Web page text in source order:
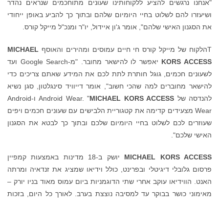
"אנחנו נרגשים להציע ללקוחותינו שעונים מתוחכמים שנראים נהדר
ושיעזרו להם לשלוט בחיי היומיום שלהם ובתוך כך להביע באופן ייחודי
את הסגנון האישי שלהם", אומר ג'ון איידול, יו"ר ומנכ"ל מייקל קורס.
Tהלקוח של מייקל קורס חי חיים עמוסים ומהירים והאוסף
MICHAEL
KORS ACCESS
יאפשר לו להישאר מחובר. "מ-Google Search ועד
לשעונים חכמים, גוגל חותרת לתת לכם את המידע שאתם צריכים כדי
להישאר מחוברים למה שהכי חשוב", אומר דייוויד סינגלטון, סגן נשיא
להנדסה של Android Wear. " MICHAEL KORS ACCESS
ו-Android
Wear מצעידים קדימה את קטגוריית הלבישים עם שעונים חכמים ויפים
שעוזרים לכם לשלוט בחיי היומיום שלכם ובתוך כך לבטא את הסגנון
האישי שלכם".
MICHAEL KORS ACCESS
יושק ב-18 מדינות באמצעות קמפיין
פרסום גלובלי דיגיטלי ובפרינט, כולל וידיאו שמציג את זנדאיה ומרתה
האנט. הווידיאו עוקב אחרי שתי הדוגמניות ביום עמוס מאוד בניו יורק –
מאימוני כושר בבוקר עד למסיבה נוצצת בערב. לאורך כל היום, בזכות